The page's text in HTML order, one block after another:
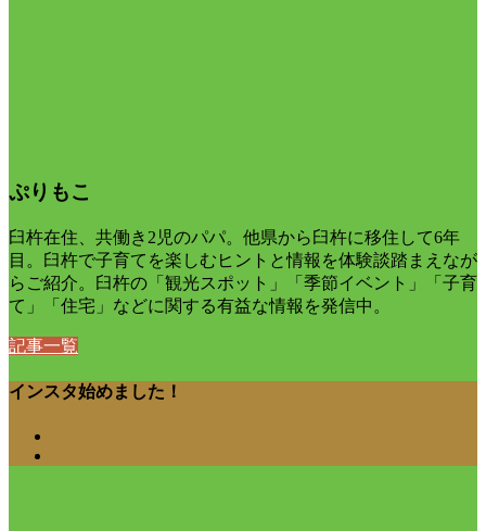
ぷりもこ
臼杵在住、共働き2児のパパ。他県から臼杵に移住して6年
目。臼杵で子育てを楽しむヒントと情報を体験談踏まえなが
らご紹介。臼杵の「観光スポット」「季節イベント」「子育
て」「住宅」などに関する有益な情報を発信中。
記事一覧
インスタ始めました！